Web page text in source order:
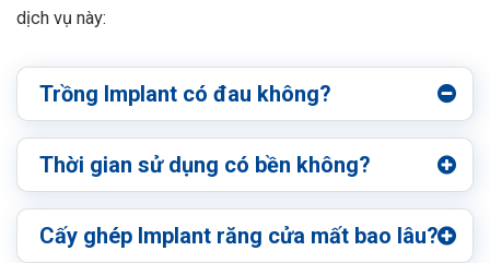
dịch vụ này:
Trồng Implant có đau không?
Thời gian sử dụng có bền không?
Cấy ghép Implant răng cửa mất bao lâu?